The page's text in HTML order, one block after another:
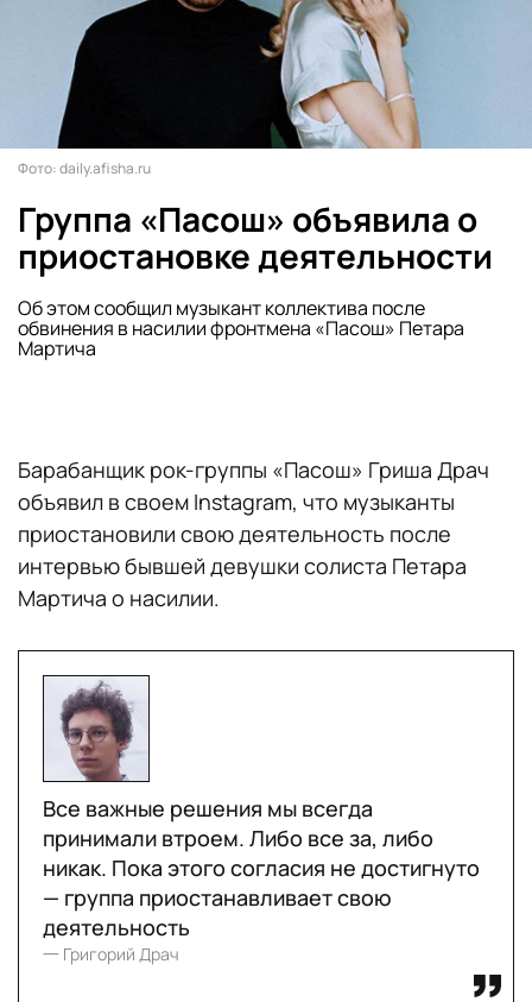
Фото: daily.afisha.ru
Группа «Пасош» объявила о
приостановке деятельности
Об этом сообщил музыкант коллектива после
обвинения в насилии фронтмена «Пасош» Петара
Мартича
Барабанщик рок-группы «Пасош» Гриша Драч
объявил в своем Instagram, что музыканты
приостановили свою деятельность после
интервью бывшей девушки солиста Петара
Мартича о насилии.
Все важные решения мы всегда
принимали втроем. Либо все за, либо
никак. Пока этого согласия не достигнуто
— группа приостанавливает свою
деятельность
一 Григорий Драч